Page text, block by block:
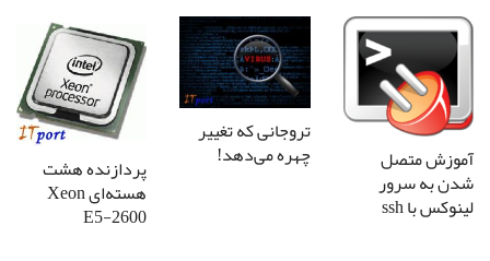
آموزش متصل
شدن به سرور
لینوکس با ssh
تروجانی که تغییر
چهره می‌دهد! پردازنده هشت
هسته‌ای Xeon
E5-2600